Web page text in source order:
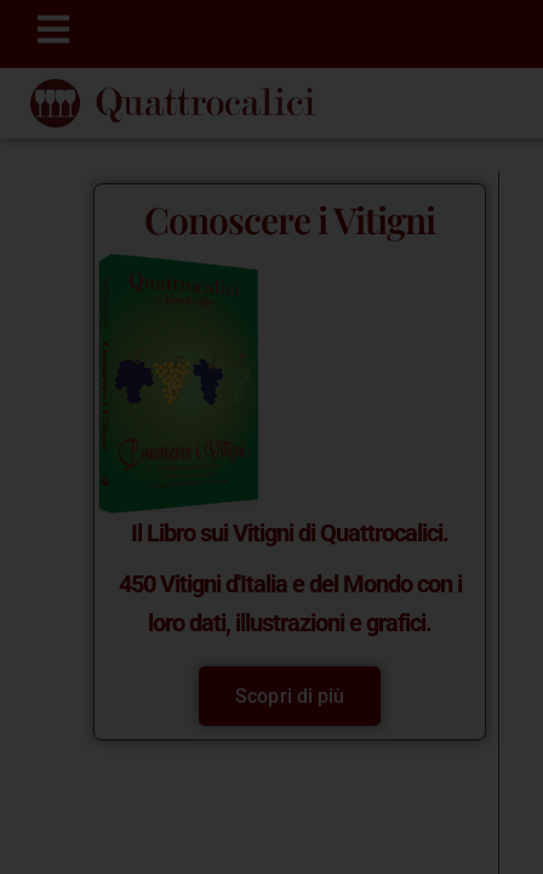
Conoscere i Vitigni
Il Libro sui Vitigni di Quattrocalici.
450 Vitigni d'Italia e del Mondo con i
loro dati, illustrazioni e grafici.
Scopri di più